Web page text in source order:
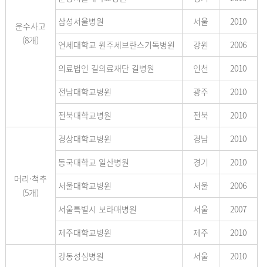
운수사고
(8개)
삼성서울병원
서울
2010
연세대학교 원주세브란스기독병원
강원
2006
의료법인 길의료재단 길병원
인천
2010
전남대학교병원
광주
2010
전북대학교병원
전북 2010
머리·척추
(5개)
경상대학교병원 경남
2010
동국대학교 일산병원
경기
2010
서울대학교병원
서울
2006
서울특별시 보라매병원
서울
2007
제주대학교병원
제주 2010
강동성심병원 서울
2010